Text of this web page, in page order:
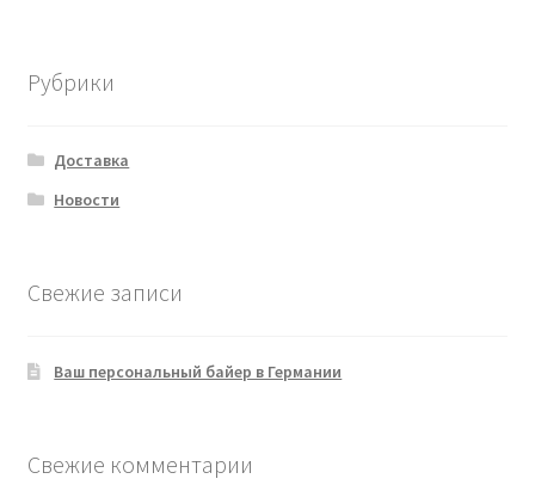
Рубрики
Доставка
Новости
Свежие записи
Ваш персональный байер в Германии
Свежие комментарии